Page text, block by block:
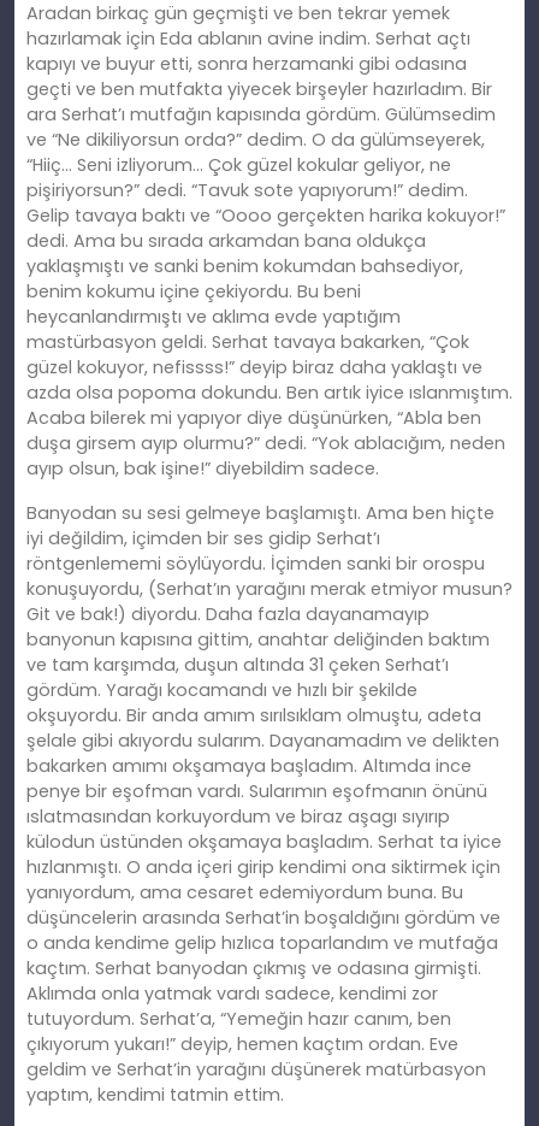
Aradan birkaç gün geçmişti ve ben tekrar yemek
hazırlamak için Eda ablanın avine indim. Serhat açtı
kapıyı ve buyur etti, sonra herzamanki gibi odasına
geçti ve ben mutfakta yiyecek birşeyler hazırladım. Bir
ara Serhat’ı mutfağın kapısında gördüm. Gülümsedim
ve “Ne dikiliyorsun orda?” dedim. O da gülümseyerek,
“Hiiç… Seni izliyorum… Çok güzel kokular geliyor, ne
pişiriyorsun?” dedi. “Tavuk sote yapıyorum!” dedim.
Gelip tavaya baktı ve “Oooo gerçekten harika kokuyor!”
dedi. Ama bu sırada arkamdan bana oldukça
yaklaşmıştı ve sanki benim kokumdan bahsediyor,
benim kokumu içine çekiyordu. Bu beni
heycanlandırmıştı ve aklıma evde yaptığım
mastürbasyon geldi. Serhat tavaya bakarken, “Çok
güzel kokuyor, nefissss!” deyip biraz daha yaklaştı ve
azda olsa popoma dokundu. Ben artık iyice ıslanmıştım.
Acaba bilerek mi yapıyor diye düşünürken, “Abla ben
duşa girsem ayıp olurmu?” dedi. “Yok ablacığım, neden
ayıp olsun, bak işine!” diyebildim sadece.
Banyodan su sesi gelmeye başlamıştı. Ama ben hiçte
iyi değildim, içimden bir ses gidip Serhat’ı
röntgenlememi söylüyordu. İçimden sanki bir orospu
konuşuyordu, (Serhat’ın yarağını merak etmiyor musun?
Git ve bak!) diyordu. Daha fazla dayanamayıp
banyonun kapısına gittim, anahtar deliğinden baktım
ve tam karşımda, duşun altında 31 çeken Serhat’ı
gördüm. Yarağı kocamandı ve hızlı bir şekilde
okşuyordu. Bir anda amım sırılsıklam olmuştu, adeta
şelale gibi akıyordu sularım. Dayanamadım ve delikten
bakarken amımı okşamaya başladım. Altımda ince
penye bir eşofman vardı. Sularımın eşofmanın önünü
ıslatmasından korkuyordum ve biraz aşagı sıyırıp
külodun üstünden okşamaya başladım. Serhat ta iyice
hızlanmıştı. O anda içeri girip kendimi ona siktirmek için
yanıyordum, ama cesaret edemiyordum buna. Bu
düşüncelerin arasında Serhat’in boşaldığını gördüm ve
o anda kendime gelip hızlıca toparlandım ve mutfağa
kaçtım. Serhat banyodan çıkmış ve odasına girmişti.
Aklımda onla yatmak vardı sadece, kendimi zor
tutuyordum. Serhat’a, “Yemeğin hazır canım, ben
çıkıyorum yukarı!” deyip, hemen kaçtım ordan. Eve
geldim ve Serhat’in yarağını düşünerek matürbasyon
yaptım, kendimi tatmin ettim.